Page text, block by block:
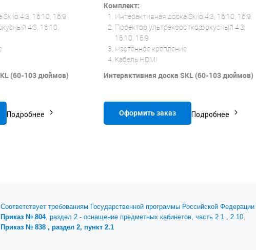
4:3, 16:10, 16:9
4:3, 16:10,
(60-103 дюймов)
Подробнее
Комплект:
Интерактивная доска Skilo 4:3, 16:10, 16:9
Проектор ультракороткофокусный 4:3,
16:10, 16:9
Настенное крепление
Кабель HDMI
Интерактивная доска SKL (60-103 дюймов)
Оформить заказ Подробнее
Соответствует требованиям Государственной программы Российской Федерации
Приказ № 804, раздел 2 - оснащение предметных кабинетов, часть 2.1 , 2.10
Приказ № 838 , раздел 2, пункт 2.1